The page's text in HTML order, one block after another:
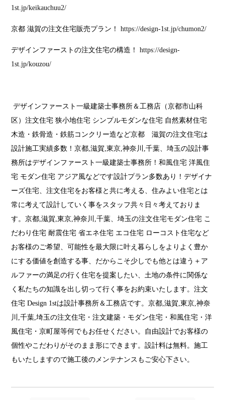
1st.jp/keikauchuu2/
京都 滋賀の注文住宅販売プラン！https://design-1st.jp/chumon2/
デザインファーストの注文住宅の構造！https://design-
1st.jp/kouzou/
デザインファースト一級建築士事務所＆工務店（京都市山科
区）注文住宅 狭小地住宅 シンプルモダンな住宅 自然素材住宅
木造・鉄骨造・鉄筋コンクリー造など京都 滋賀の注文住宅は
設計施工実績多数！京都,滋賀,東京,神奈川,千葉、埼玉の設計事
務所はデザインファースト一級建築士事務所！和風住宅 洋風住
宅 モダン住宅 アジア風などです設計プラン多数あり！デザイナ
ーズ住宅、注文住宅をお客様と共に考える、住みよい住宅とは
常に考えて設計していく事をスタッフ共々日々考えておりま
す。京都,滋賀,東京,神奈川,千葉、埼玉の注文住宅モダン住宅 こ
だわり住宅 耐震住宅 省エネ住宅 エコ住宅 ローコスト住宅など
お客様のご希望、可能性を最大限に叶え暮らしをよりよく豊か
にする価値を創造する事、だからこそ少しでも他とは違う＋ア
ルファーの満足の行く住宅を提案したい、土地の条件に関係な
く私たちの知識を出し切って行く事をお約束いたします。注文
住宅 Design 1stは設計事務所＆工務店です。京都,滋賀,東京,神奈
川,千葉,埼玉の注文住宅・注文建築・モダン住宅・和風住宅・洋
風住宅・京町屋等何でもお任せください。自由設計でお客様の
個性やこだわりがそのまま形にできます。設計料は無料。施工
もいたしますので施工後のメンテナンスもご安心下さい。